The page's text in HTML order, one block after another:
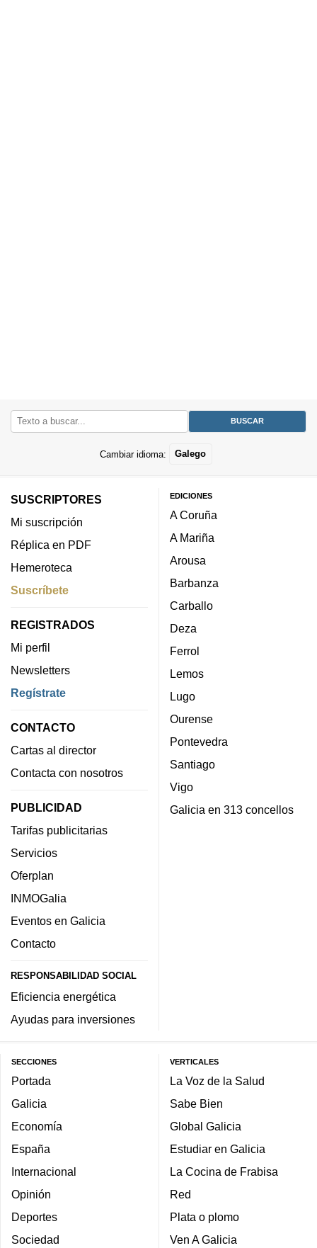
Cambiar idioma: Galego
SUSCRIPTORES
Mi suscripción
Réplica en PDF
Hemeroteca
Suscríbete
REGISTRADOS
Mi perfil
Newsletters
Regístrate
CONTACTO
Cartas al director
Contacta con nosotros
PUBLICIDAD
Tarifas publicitarias
Servicios
Oferplan
INMOGalia
Eventos en Galicia
Contacto
RESPONSABILIDAD SOCIAL
Eficiencia energética
Ayudas para inversiones
EDICIONES
A Coruña
A Mariña
Arousa
Barbanza
Carballo
Deza
Ferrol
Lemos
Lugo
Ourense
Pontevedra
Santiago
Vigo
Galicia en 313 concellos
SECCIONES
Portada
Galicia
Economía
España
Internacional
Opinión
Deportes
Sociedad
VERTICALES
La Voz de la Salud
Sabe Bien
Global Galicia
Estudiar en Galicia
La Cocina de Frabisa
Red
Plata o plomo
Ven A Galicia